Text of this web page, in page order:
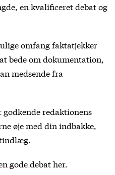
en kvalificeret debat og
omfang faktatjekker
bede om dokumentation,
medsende fra
redaktionens
øje med din indbakke,
gode debat her.